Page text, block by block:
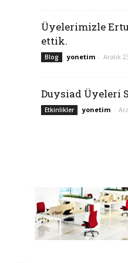
Üyelerimizle
ettik.
Blog yonetim - Aralık
Duysiad Üyeleri
Etkinlikler yonetim -